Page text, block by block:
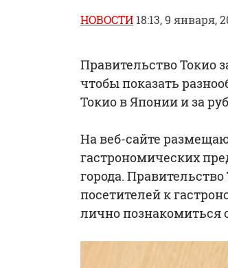
НОВОСТИ 18:13, 9 января,
Правительство Токио
чтобы показать
Токио в Японии и за
На веб-сайте
гастрономических
города.
посетителей к
лично познакомиться